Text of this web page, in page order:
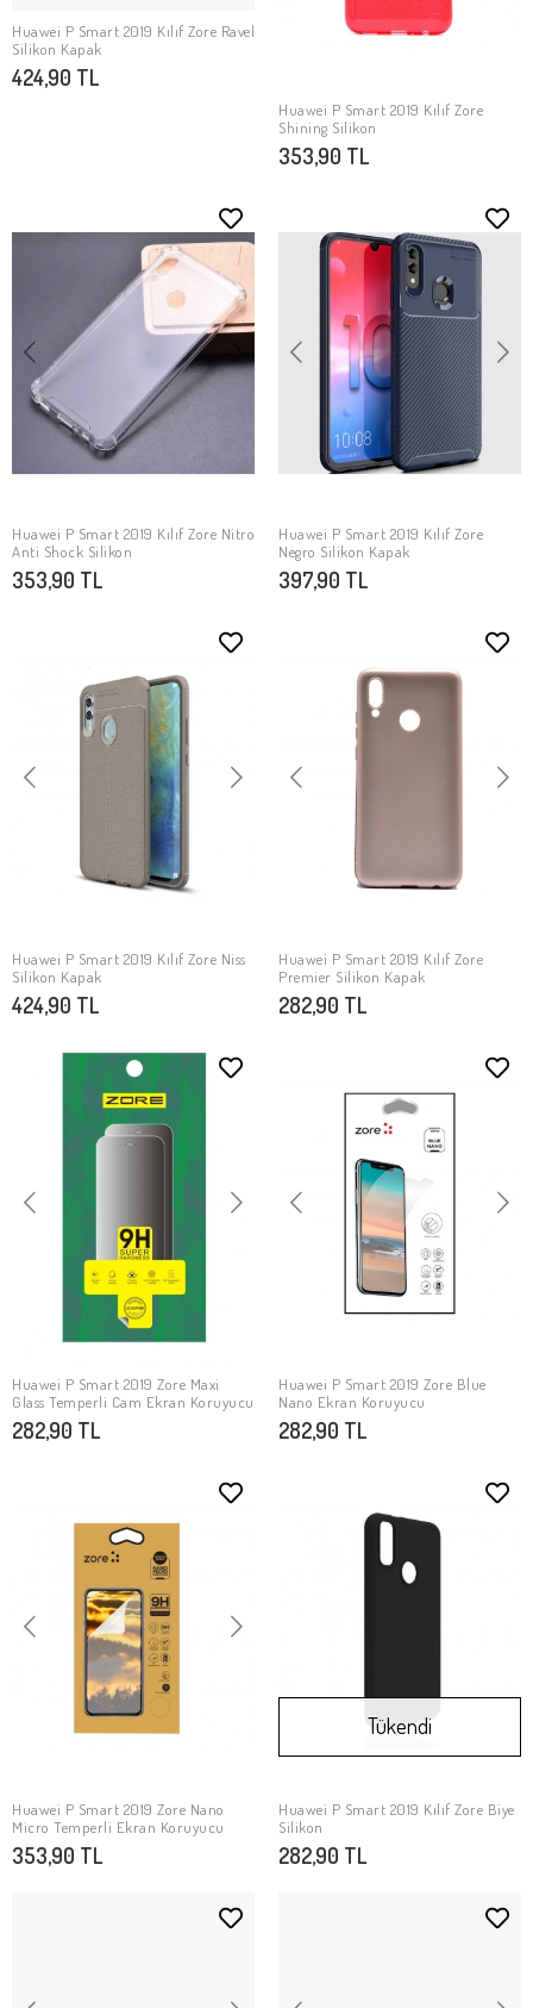
SEPETE EKLE
Huawei P Smart 2019 Kılıf Zore Ravel
Silikon Kapak
424,90 TL
SEPETE EKLE
Huawei P Smart 2019 Kılıf Zore
Shining Silikon
353,90 TL
SEPETE EKLE
Huawei P Smart 2019 Kılıf Zore Nitro
Anti Shock Silikon
353,90 TL
SEPETE EKLE
Huawei P Smart 2019 Kılıf Zore
Negro Silikon Kapak
397,90 TL
SEPETE EKLE
Huawei P Smart 2019 Kılıf Zore Niss
Silikon Kapak
424,90 TL
SEPETE EKLE
Huawei P Smart 2019 Kılıf Zore
Premier Silikon Kapak
282,90 TL
SEPETE EKLE
Huawei P Smart 2019 Zore Maxi
Glass Temperli Cam Ekran Koruyucu
282,90 TL
SEPETE EKLE
Huawei P Smart 2019 Zore Blue
Nano Ekran Koruyucu
282,90 TL
SEPETE EKLE
Huawei P Smart 2019 Zore Nano
Micro Temperli Ekran Koruyucu
353,90 TL
Stokta Yok
Tükendi
Huawei P Smart 2019 Kılıf Zore Biye
Silikon
282,90 TL